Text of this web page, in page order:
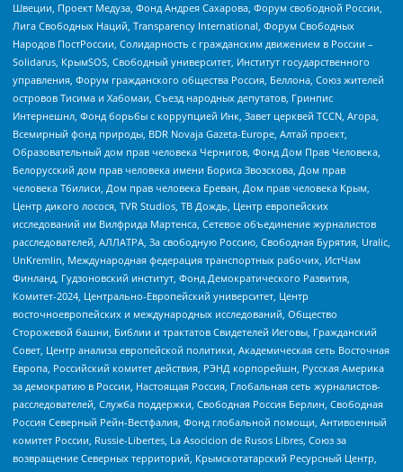
Швеции, Проект Медуза, Фонд Андрея Сахарова, Форум свободной России,
Лига Свободных Наций, Transparеncy International, Форум Свободных
Народов ПостРоссии, Солидарность с гражданским движением в России –
Solidarus, КрымSOS, Свободный университет, Институт государственного
управления, Форум гражданского общества Россия, Беллона, Союз жителей
островов Тисима и Хабомаи, Съезд народных депутатов, Гринпис
Интернешнл, Фонд борьбы с коррупцией Инк, Завет церквей TCCN, Агора,
Всемирный фонд природы, BDR Novaja Gazeta-Europe, Алтай проект,
Образовательный дом прав человека Чернигов, Фонд Дом Прав Человека,
Белорусский дом прав человека имени Бориса Звозскова, Дом прав
человека Тбилиси, Дом прав человека Ереван, Дом прав человека Крым,
Центр дикого лосося, TVR Studios, ТВ Дождь, Центр европейских
исследований им Вилфрида Мартенса, Сетевое объединение журналистов
расследователей, АЛЛАТРА, За свободную Россию, Свободная Бурятия, Uralic,
UnKremlin, Международная федерация транспортных рабочих, ИстЧам
Финланд, Гудзоновский институт, Фонд Демократического Развития,
Комитет-2024, Центрально-Европейский университет, Центр
восточноевропейских и международных исследований, Общество
Сторожевой башни, Библии и трактатов Свидетелей Иеговы, Гражданский
Совет, Центр анализа европейской политики, Академическая сеть Восточная
Европа, Российский комитет действия, РЭНД корпорейшн, Русская Америка
за демократию в России, Настоящая Россия, Глобальная сеть журналистов-
расследователей, Служба поддержки, Свободная Россия Берлин, Свободная
Россия Северный Рейн-Вестфалия, Фонд глобальной помощи, Антивоенный
комитет России, Russie-Libertes, La Asocicion de Rusos Libres, Союз за
возвращение Северных территорий, Крымскотатарский Ресурсный Центр,